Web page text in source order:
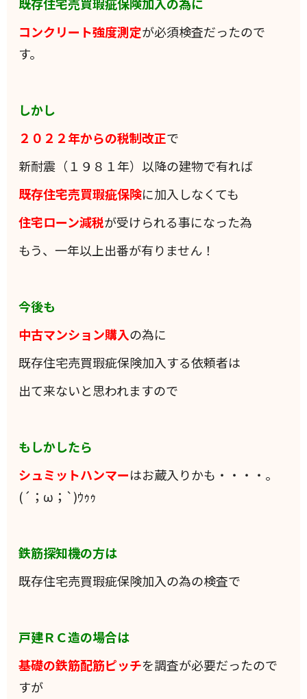
コンクリート強度測定が必須検査だったので
す。
しかし
２０２２年からの税制改正で
新耐震（１９８１年）以降の建物で有れば
既存住宅売買瑕疵保険に加入しなくても
住宅ローン減税が受けられる事になった為
もう、一年以上出番が有りません！
今後も
中古マンション購入の為に
既存住宅売買瑕疵保険加入する依頼者は
出て来ないと思われますので
もしかしたら
シュミットハンマーはお蔵入りかも・・・・。
(´；ω；`)ｳｩｩ
鉄筋探知機の方は
既存住宅売買瑕疵保険加入の為の検査で
戸建ＲＣ造の場合は
基礎の鉄筋配筋ピッチを調査が必要だったので
すが